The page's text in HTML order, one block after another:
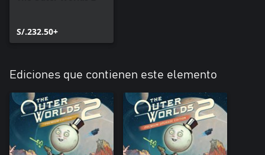
S/.232.50+
Ediciones que contienen este elemento